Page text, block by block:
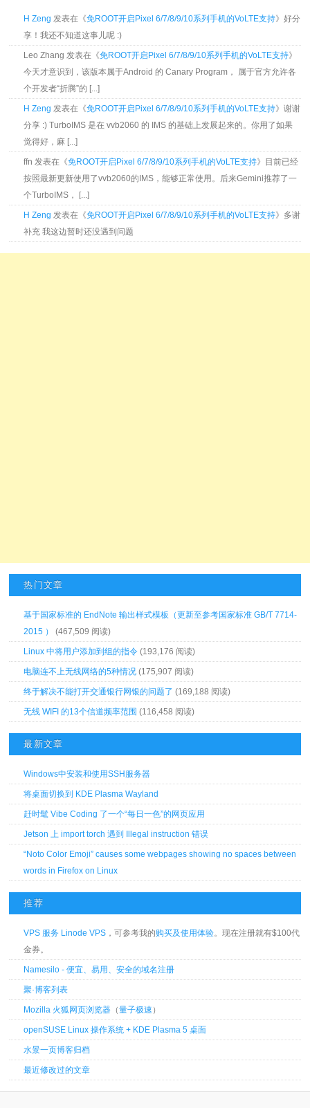
H Zeng 发表在《免ROOT开启Pixel 6/7/8/9/10系列手机的VoLTE支持》好分
享！我还不知道这事儿呢 :)
Leo Zhang 发表在《免ROOT开启Pixel 6/7/8/9/10系列手机的VoLTE支持》
今天才意识到，该版本属于Android 的 Canary Program， 属于官方允许各
个开发者“折腾”的 [...]
H Zeng 发表在《免ROOT开启Pixel 6/7/8/9/10系列手机的VoLTE支持》谢谢
分享 :) TurboIMS 是在 vvb2060 的 IMS 的基础上发展起来的。你用了如果
觉得好，麻 [...]
ffn 发表在《免ROOT开启Pixel 6/7/8/9/10系列手机的VoLTE支持》目前已经
按照最新更新使用了vvb2060的IMS，能够正常使用。后来Gemini推荐了一
个TurboIMS， [...]
H Zeng 发表在《免ROOT开启Pixel 6/7/8/9/10系列手机的VoLTE支持》多谢
补充 我这边暂时还没遇到问题
热门文章
基于国家标准的 EndNote 输出样式模板（更新至参考国家标准 GB/T 7714-
2015 ）
(467,509 阅读)
Linux 中将用户添加到组的指令 (193,176 阅读)
电脑连不上无线网络的5种情况 (175,907 阅读)
终于解决不能打开交通银行网银的问题了 (169,188 阅读)
无线 WIFI 的13个信道频率范围 (116,458 阅读)
最新文章
Windows中安装和使用SSH服务器
将桌面切换到 KDE Plasma Wayland
赶时髦 Vibe Coding 了一个“每日一色”的网页应用
Jetson 上 import torch 遇到 Illegal instruction 错误
“Noto Color Emoji” causes some webpages showing no spaces between
words in Firefox on Linux
推荐
VPS 服务 Linode VPS ，可参考我的购买及使用体验。现在注册就有$100代
金券。
Namesilo - 便宜、易用、安全的域名注册
聚·博客列表
Mozilla 火狐网页浏览器 （量子极速 ）
openSUSE Linux 操作系统 + KDE Plasma 5 桌面
水景一页博客归档
最近修改过的文章